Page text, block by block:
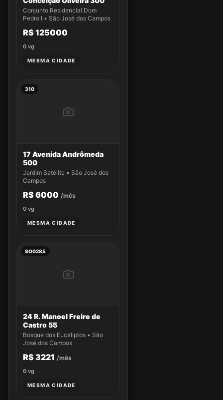
Conjunto Residencial Dom
Pedro I • São José dos Campos
R$ 125000
0 vg
MESMA CIDADE
310
17 Avenida Andrômeda
500
Jardim Satélite • São José dos
Campos
R$ 6000 /mês
0 vg
MESMA CIDADE
SO0285
24 R. Manoel Freire de
Castro 55
Bosque dos Eucaliptos • São
José dos Campos
R$ 3221 /mês
0 vg
MESMA CIDADE